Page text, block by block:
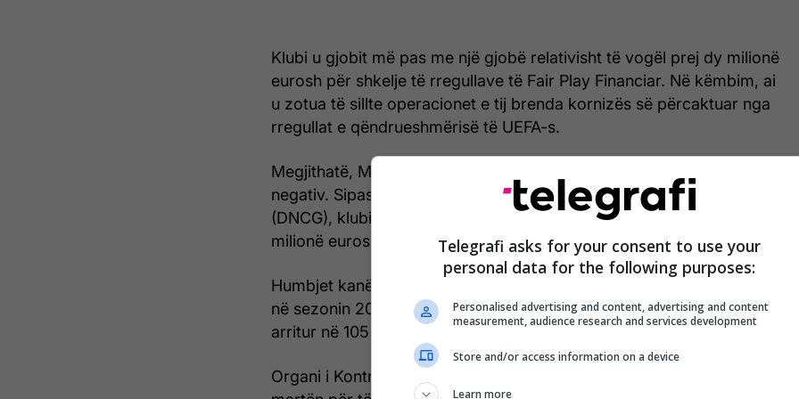
Klubi u gjobit më pas me një gjobë relativisht të vogël prej dy milionë
eurosh për shkelje të rregullave të Fair Play Financiar. Në këmbim, ai
u zotua të sillte operacionet e tij brenda kornizës së përcaktuar nga
rregullat e qëndrueshmërisë të UEFA-s.
Megjithatë, Marseille nuk ka qenë në gjendje ta ndalojë trendin
negativ. Sipas të dhënave nga organi mbikëqyrës financiar francez
(DNCG), klubi ka regjistruar një humbje neto totale prej gati 157
milionë eurosh gjatë tre sezoneve të fundit.
Humbjet kanë qenë në rritje të vazhdueshme: nga 12.7 milionë euro
në sezonin 2022/23 në 39.1 milionë euro në sezonin 2023/24, duke
arritur në 105 milionë euro në sezonin 2024/25.
Organi i Kontrollit Financiar të Klubeve i UEFA-s u takua në Nyon të
Telegrafi asks for your consent to use your
personal data for the following purposes:
Personalised advertising and content, advertising and content
measurement, audience research and services development
Store and/or access information on a device
Learn more